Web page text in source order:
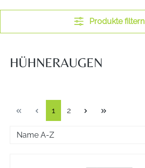
Produkte filtern
HÜHNERAUGEN
Seite
1 Seite
2